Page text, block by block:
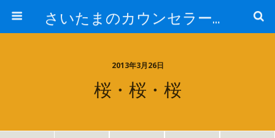
さいたまのカウンセラー日記
2013年3月26日
桜・桜・桜